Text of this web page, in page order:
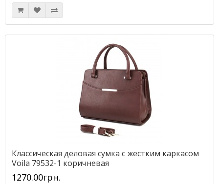
Классическая деловая сумка с жестким каркасом
Voila 79532-1 коричневая
1270.00грн.